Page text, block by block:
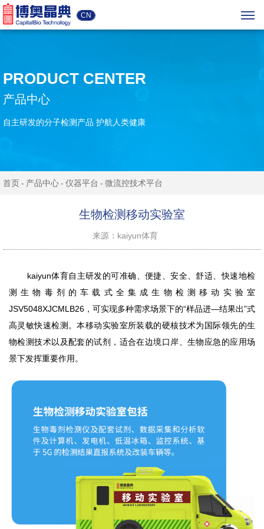
CN
PRODUCT CENTER
产品中心
自主研发的分子检测产品 护航人类健康
首页 产品中心 仪器平台 微流控技术平台
生物检测移动实验室
来源：kaiyun体育
kaiyun体育自主研发的可准确、便捷、安全、舒适、快速地检
测生物毒剂的车载式全集成生物检测移动实验室
JSV5048XJCMLB26 ，可实现多种需求场景下的“样品进—结果出”式
高灵敏快速检测。本移动实验室所装载的硬核技术为国际领先的生
物检测技术以及配套的试剂 ，适合在边境口岸、生物应急的应用场
景下发挥重要作用。